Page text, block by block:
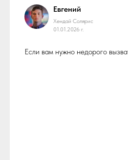
Евгений
Хендай Солярис
01.01.2026 г.
Если вам нужно недорого